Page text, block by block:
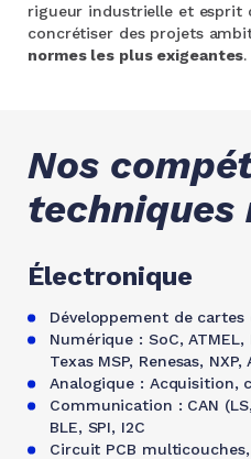
rigueur industrielle et esprit
concrétiser des projets
normes les plus exigeantes.
Nos
techniques
Électronique
Développement de
Numérique : SoC,
Texas MSP, Renesas,
Analogique : Acquisition,
Communication : CAN
BLE, SPI, I2C
Circuit PCB